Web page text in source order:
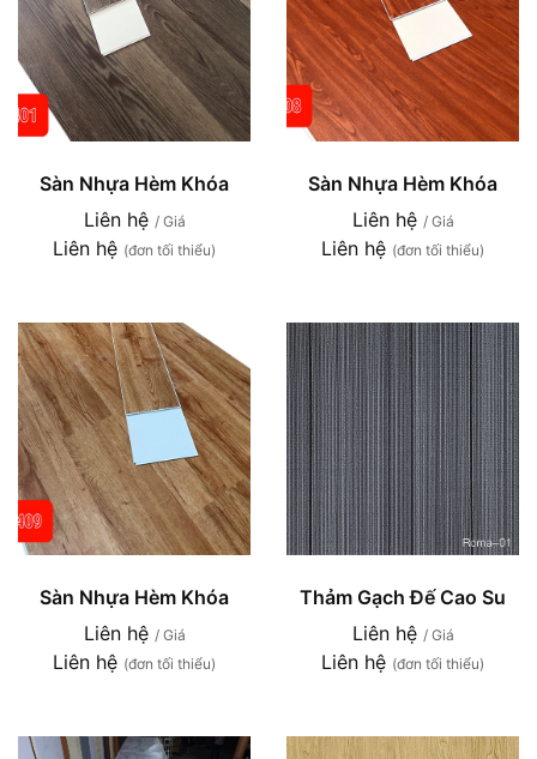
Sàn Nhựa Hèm Khóa
Liên hệ / Giá
Liên hệ (đơn tối thiểu)
Sàn Nhựa Hèm Khóa
Liên hệ / Giá
Liên hệ (đơn tối thiểu)
Sàn Nhựa Hèm Khóa
Liên hệ / Giá
Liên hệ (đơn tối thiểu)
Thảm Gạch Đế Cao Su
Liên hệ / Giá
Liên hệ (đơn tối thiểu)